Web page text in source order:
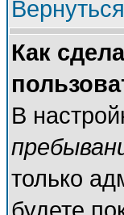
Как
В
только